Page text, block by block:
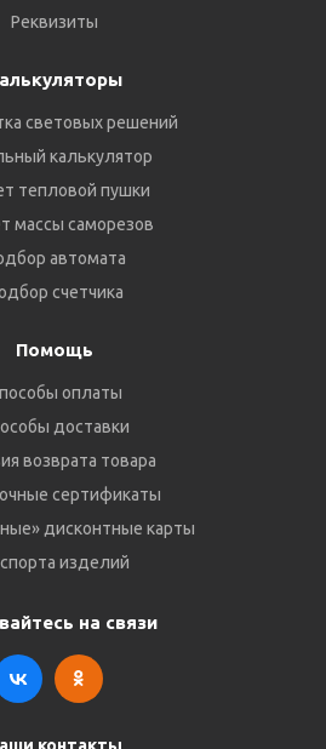
Реквизиты
световых решений
калькулятор
тепловой пушки
массы саморезов
автомата
счетчика
Помощь
оплаты
доставки
возврата товара
сертификаты
дисконтные карты
изделий
на связи